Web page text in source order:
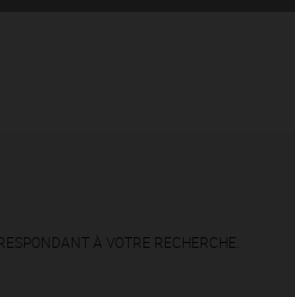
À VOTRE RECHERCHE.